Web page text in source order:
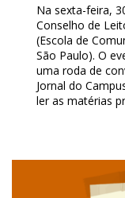
Na sexta-feira,
Conselho de
(Escola de
São Paulo). O
uma roda de
Jornal do
ler as matérias